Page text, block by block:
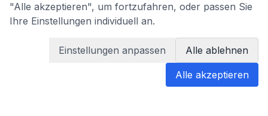
"Alle akzeptieren", um fortzufahren, oder passen Sie
Ihre Einstellungen individuell an.
Einstellungen anpassen Alle ablehnen
Alle akzeptieren